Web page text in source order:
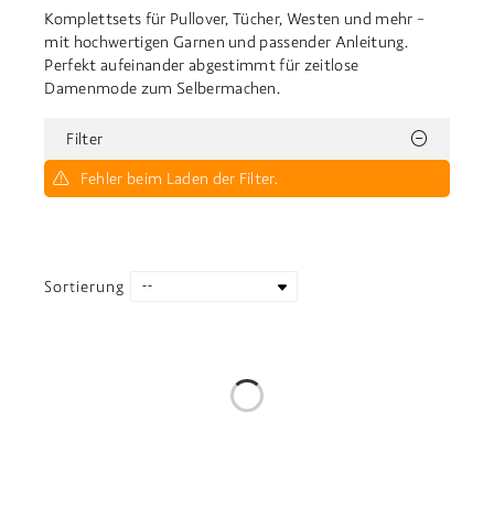
Komplettsets für Pullover, Tücher, Westen und mehr –
mit hochwertigen Garnen und passender Anleitung.
Perfekt aufeinander abgestimmt für zeitlose
Damenmode zum Selbermachen.
Filter
Fehler beim Laden der Filter.
Sortierung